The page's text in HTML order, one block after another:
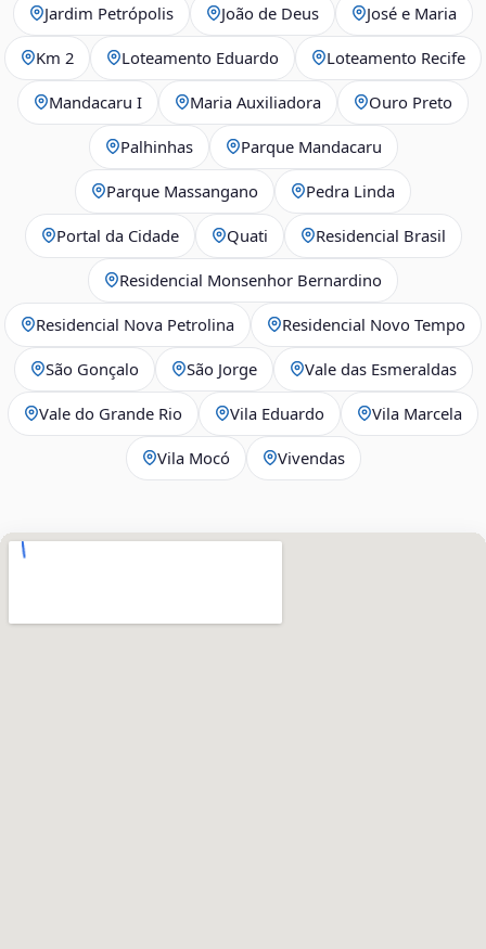
Jardim Petrópolis João de Deus José e Maria
Km 2 Loteamento Eduardo Loteamento Recife
Mandacaru I Maria Auxiliadora Ouro Preto
Palhinhas Parque Mandacaru
Parque Massangano Pedra Linda
Portal da Cidade Quati Residencial Brasil
Residencial Monsenhor Bernardino
Residencial Nova Petrolina Residencial Novo Tempo
São Gonçalo São Jorge Vale das Esmeraldas
Vale do Grande Rio Vila Eduardo Vila Marcela
Vila Mocó Vivendas